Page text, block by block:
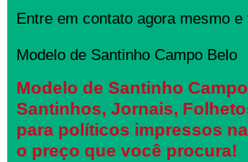
Entre em contato agora mesmo
Modelo de Santinho Campo Belo
Modelo de Santinho
Santinhos, Jornais,
para políticos impressos
o preço que você procura!